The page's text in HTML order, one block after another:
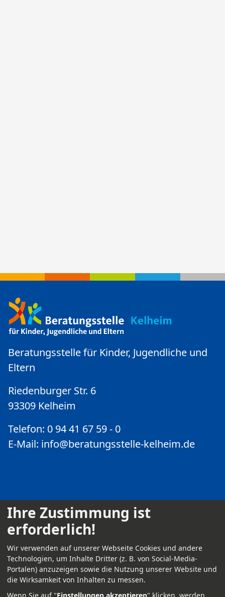
Beratungsstelle für Kinder, Jugendliche und
Eltern
Riedenburger Str. 6
93309 Kelheim
Telefon: 0 94 41 67 59 - 0
E-Mail: info@beratungsstelle-kelheim.de
Kontakt
Impressum
Datenschutz
Anmelden
Ihre Zustimmung ist
erforderlich!
Wir verwenden auf unserer Webseite Cookies und andere
Technologien, um Inhalte Dritter (z. B. von Social-Media-
Portalen) anzuzeigen sowie die Nutzung unserer Website und
die Wirksamkeit von Inhalten zu messen.